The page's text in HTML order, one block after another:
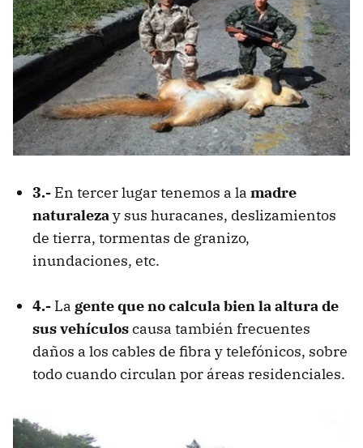
3.- En tercer lugar tenemos a la madre
naturalezay sus huracanes, deslizamientos
de tierra, tormentas de granizo,
inundaciones, etc.
4.- La gente que no calcula bien la altura de
sus vehículoscausa también frecuentes
daños a los cables de fibra y telefónicos, sobre
todo cuando circulan por áreas residenciales.